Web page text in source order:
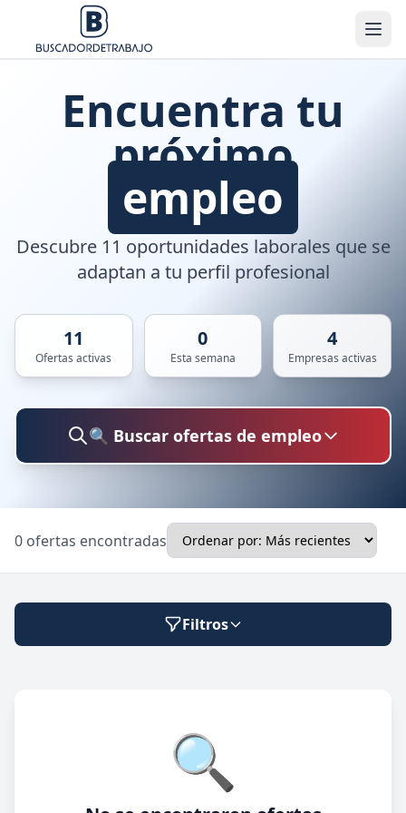
Encuentra tu
próximo
empleo
Descubre 11 oportunidades laborales que se
adaptan a tu perfil profesional
11
Ofertas activas
0
Esta semana
4
Empresas activas
🔍 Buscar ofertas de empleo
Ubicación
🔍 Buscar
0 ofertas encontradas
Filtros
Modalidad de trabajo🔍